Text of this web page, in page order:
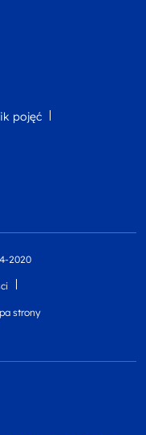
pojęć
2020
strony